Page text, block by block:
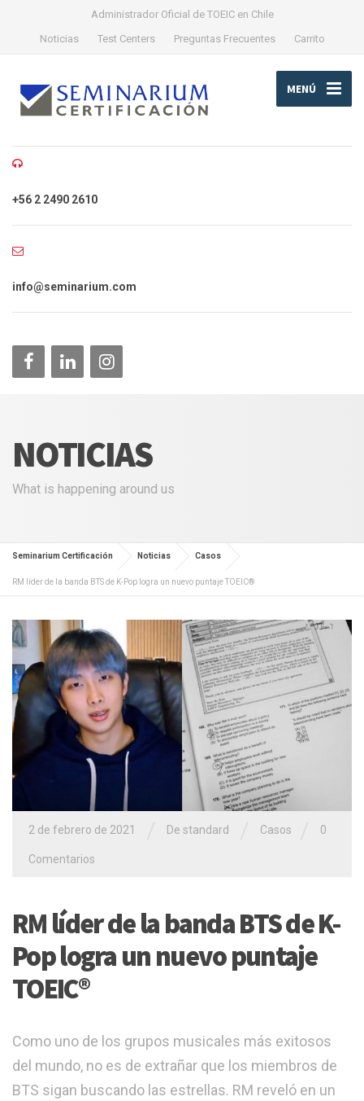
Administrador Oficial de TOEIC en Chile
Noticias
Test Centers Preguntas Frecuentes Carrito
MENÚ
+56 2 2490 2610
info@seminarium.com
NOTICIAS
What is happening around us
Seminarium Certificación Noticias Casos
RM líder de la banda BTS de K-Pop logra un nuevo puntaje TOEIC®
2 de febrero de 2021 De standard Casos 0
Comentarios
RM líder de la banda BTS de K-
Pop logra un nuevo puntaje
TOEIC®
Como uno de los grupos musicales más exitosos
del mundo, no es de extrañar que los miembros de
BTS sigan buscando las estrellas. RM reveló en un